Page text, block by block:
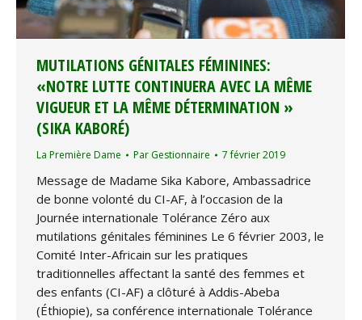
MUTILATIONS GÉNITALES FÉMININES:
«NOTRE LUTTE CONTINUERA AVEC LA MÊME
VIGUEUR ET LA MÊME DÉTERMINATION »
(SIKA KABORÉ)
La Première Dame Par Gestionnaire 7 février 2019
Message de Madame Sika Kabore, Ambassadrice
de bonne volonté du CI-AF, à l’occasion de la
Journée internationale Tolérance Zéro aux
mutilations génitales féminines Le 6 février 2003, le
Comité Inter-Africain sur les pratiques
traditionnelles affectant la santé des femmes et
des enfants (CI-AF) a clôturé à Addis-Abeba
(Éthiopie), sa conférence internationale Tolérance